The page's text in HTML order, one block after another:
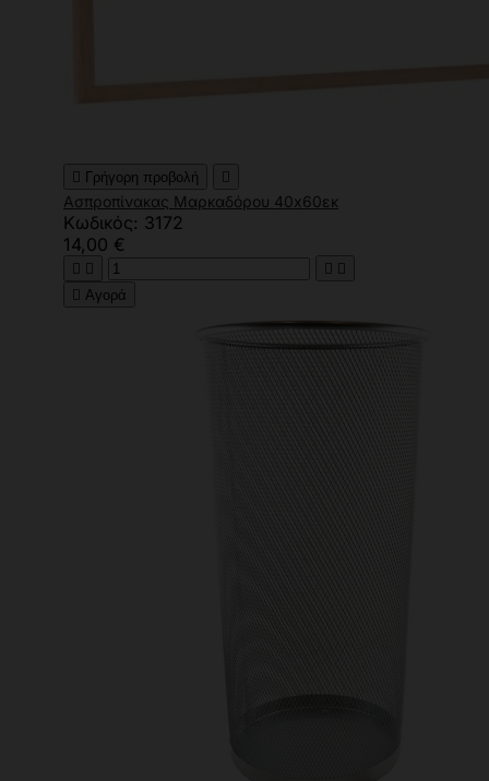
 Γρήγορη προβολή 
Ασπροπίνακας Μαρκαδόρου 40x60εκ
Κωδικός: 3172
14,00 €
   
 Αγορά